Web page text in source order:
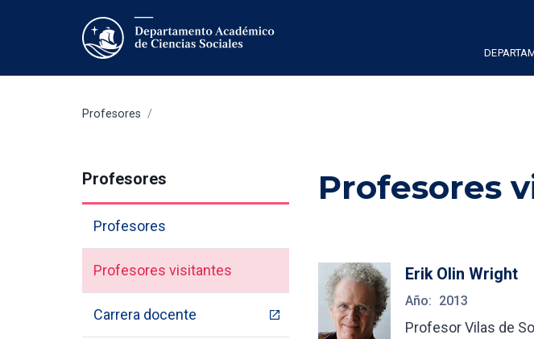
Profesores /
Profesores
Profesores
Profesores visitantes
Carrera docente
Profesores
Erik Olin Wright
Año: 2013
Profesor Vilas de